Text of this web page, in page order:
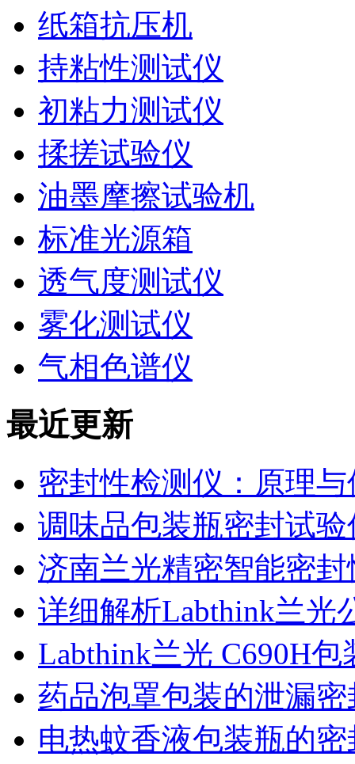
纸箱抗压机
持粘性测试仪
初粘力测试仪
揉搓试验仪
油墨摩擦试验机
标准光源箱
透气度测试仪
雾化测试仪
气相色谱仪
最近更新
密封性检测仪：原理
调味品包装瓶密封试
济南兰光精密智能密
详细解析Labthink兰光
Labthink兰光 C690H
药品泡罩包装的泄漏
电热蚊香液包装瓶的